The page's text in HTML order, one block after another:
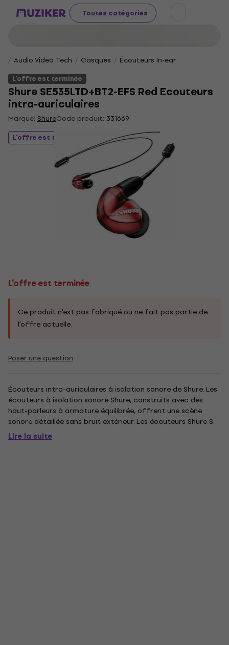
Toutes catégories
Audio Video Tech Casques
Écouteurs In-ear
L'offre est terminée
Shure SE535LTD+BT2-EFS Red Ecouteurs
intra-auriculaires
Marque: ShureCode produit: 331669
L'offre est terminée
L'offre est terminée
Ce produit n'est pas fabriqué ou ne fait pas partie de
l'offre actuelle.
Poser une question
Écouteurs intra-auriculaires à isolation sonore de Shure. Les
écouteurs à isolation sonore Shure, construits avec des
haut-parleurs à armature équilibrée, offrent une scène
sonore détaillée sans bruit extérieur. Les écouteurs Shure SE
puissants et élégants sont livrés avec un câble détachable,
des adaptateurs, un étui de transport durable et des...
Lire la suite